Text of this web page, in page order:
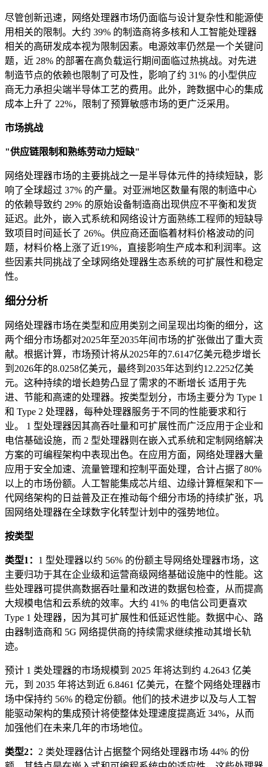
尽管创新迅速，网络处理器市场仍面临与设计复杂性和能源使
用相关的限制。大约 39% 的制造商将多核和人工智能处理器
相关的高研发成本视为限制因素。电源效率仍然是一个关键问
题，近 28% 的部署在高负载运行期间面临过热挑战。对先进
制造节点的依赖也限制了可及性，影响了约 31% 的小型供应
商无力承担尖端半导体工艺的费用。此外，跨数据中心的集成
成本上升了 22%，限制了预算敏感市场的更广泛采用。
市场挑战
"供应链限制和熟练劳动力短缺"
网络处理器市场的主要挑战之一是半导体元件的持续短缺，影
响了全球超过 37% 的产量。对亚洲地区数量有限的制造中心
的依赖导致约 29% 的原始设备制造商出现供应不平衡和发货
延迟。此外，嵌入式系统和网络设计方面熟练工程师的短缺导
致项目时间延长了 26%。供应商还面临着材料价格波动的问
题，材料价格上涨了近19%，直接影响生产成本和利润率。这
些因素共同挑战了全球网络处理器生态系统的可扩展性和稳定
性。
细分分析
网络处理器市场在类型和应用类别之间呈现出均衡的细分，这
两个细分市场都对2025年至2035年间市场的扩张做出了重大贡
献。根据计算，市场预计将从2025年的7.6147亿美元稳步增长
到2026年的8.0258亿美元，最终到2035年达到约12.2252亿美
元。这种持续的增长趋势凸显了需求的不断增长 适用于先
进、节能和高速的处理器。按类型划分，市场主要分为 Type 1
和 Type 2 处理器，每种处理器服务于不同的性能要求和行
业。 1 型处理器因其高吞吐量和可扩展性而广泛应用于企业和
电信基础设施，而 2 型处理器则在嵌入式系统和定制网络解决
方案的可编程架构中表现出色。在应用方面，网络处理器大量
应用于安全加速、流量管理和控制平面处理，合计占据了80%
以上的市场份额。人工智能集成芯片组、边缘计算框架和下一
代网络架构的日益普及正在推动每个细分市场的持续扩张，巩
固网络处理器在全球数字化转型计划中的强势地位。
按类型
类型1： 1 型处理器以约 56% 的份额主导网络处理器市场，这
主要归功于其在企业级和运营商级网络基础设施中的性能。这
些处理器可提供高数据吞吐量和改进的数据包检查，从而提高
大规模电信和云系统的效率。大约 41% 的电信公司更喜欢
Type 1 处理器，因为其可扩展性和低延迟性能。数据中心、路
由器制造商和 5G 网络提供商的持续需求继续推动其增长轨
迹。
预计 1 类处理器的市场规模到 2025 年将达到约 4.2643 亿美
元，到 2035 年将达到近 6.8461 亿美元，在整个网络处理器市
场中保持约 56% 的稳定份额。他们的技术进步以及与人工智
能驱动架构的集成预计将使整体处理速度提高近 34%，从而
加强他们在未来几年的市场地位。
类型2： 2 类处理器估计占据整个网络处理器市场 44% 的份